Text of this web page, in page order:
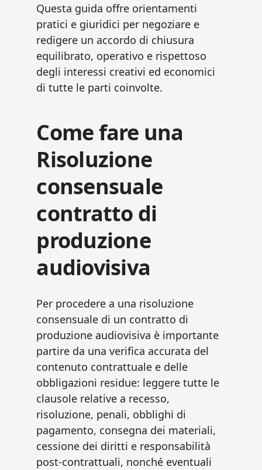
Questa guida offre orientamenti
pratici e giuridici per negoziare e
redigere un accordo di chiusura
equilibrato, operativo e rispettoso
degli interessi creativi ed economici
di tutte le parti coinvolte.
Come fare una
Risoluzione
consensuale
contratto di
produzione
audiovisiva​
Per procedere a una risoluzione
consensuale di un contratto di
produzione audiovisiva è importante
partire da una verifica accurata del
contenuto contrattuale e delle
obbligazioni residue: leggere tutte le
clausole relative a recesso,
risoluzione, penali, obblighi di
pagamento, consegna dei materiali,
cessione dei diritti e responsabilità
post-contrattuali, nonché eventuali